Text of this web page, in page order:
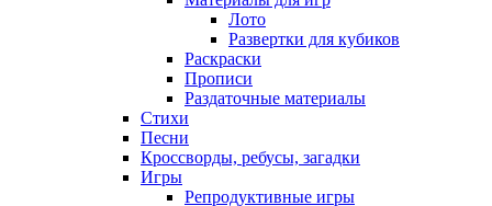
Лото
Развертки для кубиков
Раскраски
Прописи
Раздаточные материалы
Стихи
Песни
Кроссворды, ребусы, загадки
Игры
Репродуктивные игры